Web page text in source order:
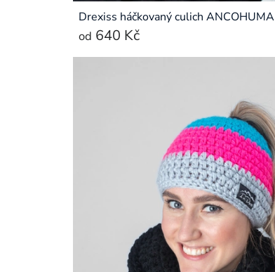
Drexiss háčkovaný culich ANCOHUMA
od 640 Kč